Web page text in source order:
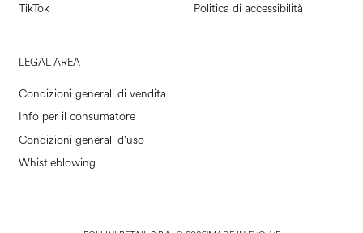
TikTok
Politica di accessibilità
LEGAL AREA
Condizioni generali di vendita
Info per il consumatore
Condizioni generali d'uso
Whistleblowing